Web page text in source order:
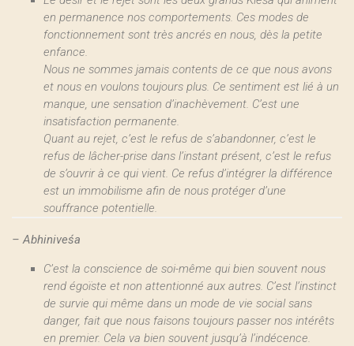
en permanence nos comportements. Ces modes de
fonctionnement sont très ancrés en nous, dès la petite
enfance.
Nous ne sommes jamais contents de ce que nous avons
et nous en voulons toujours plus. Ce sentiment est lié à un
manque, une sensation d’inachèvement. C’est une
insatisfaction permanente.
Quant au rejet, c’est le refus de s’abandonner, c’est le
refus de lâcher-prise dans l’instant présent, c’est le refus
de s’ouvrir à ce qui vient. Ce refus d’intégrer la différence
est un immobilisme afin de nous protéger d’une
souffrance potentielle.
– Abhiniveśa
C’est la conscience de soi-même qui bien souvent nous
rend égoïste et non attentionné aux autres. C’est l’instinct
de survie qui même dans un mode de vie social sans
danger, fait que nous faisons toujours passer nos intérêts
en premier. Cela va bien souvent jusqu’à l’indécence.